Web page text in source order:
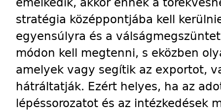
stratégia középpontjába kell
egyensúlyra és a
módon kell megtenni, s eközben
amelyek vagy segítik az exportot,
hátráltatják. Ezért helyes, ha az
lépéssorozatot és az intézkedések